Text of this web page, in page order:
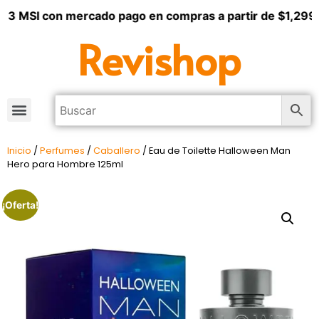
MSI con mercado pago en compras a partir de $1,299
Revishop
Inicio / Perfumes / Caballero / Eau de Toilette Halloween Man
Hero para Hombre 125ml
¡Oferta!